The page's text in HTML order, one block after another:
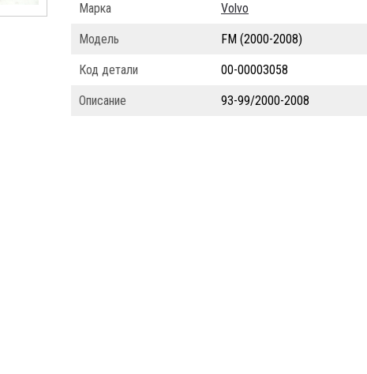
Марка Volvo
Модель FM (2000-2008)
Код детали 00-00003058
Описание 93-99/2000-2008